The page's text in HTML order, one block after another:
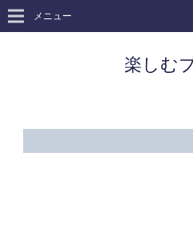
楽しむ
メニュー